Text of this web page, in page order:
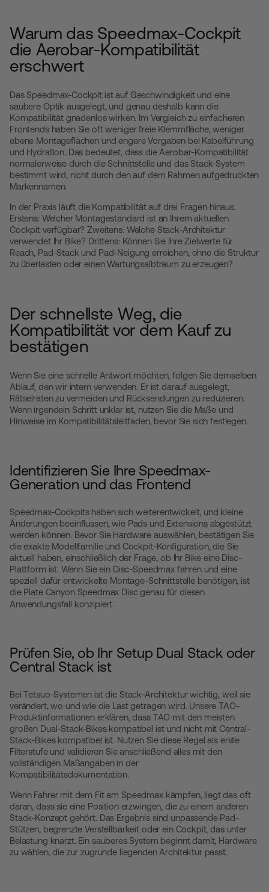
Warum das Speedmax-Cockpit
die Aerobar-Kompatibilität
erschwert
Das Speedmax-Cockpit ist auf Geschwindigkeit und eine
saubere Optik ausgelegt, und genau deshalb kann die
Kompatibilität gnadenlos wirken. Im Vergleich zu einfacheren
Frontends haben Sie oft weniger freie Klemmfläche, weniger
ebene Montageflächen und engere Vorgaben bei Kabelführung
und Hydration. Das bedeutet, dass die Aerobar-Kompatibilität
normalerweise durch die Schnittstelle und das Stack-System
bestimmt wird, nicht durch den auf dem Rahmen aufgedruckten
Markennamen.
In der Praxis läuft die Kompatibilität auf drei Fragen hinaus.
Erstens: Welcher Montagestandard ist an Ihrem aktuellen
Cockpit verfügbar? Zweitens: Welche Stack-Architektur
verwendet Ihr Bike? Drittens: Können Sie Ihre Zielwerte für
Reach, Pad-Stack und Pad-Neigung erreichen, ohne die Struktur
zu überlasten oder einen Wartungsalbtraum zu erzeugen?
Der schnellste Weg, die
Kompatibilität vor dem Kauf zu
bestätigen
Wenn Sie eine schnelle Antwort möchten, folgen Sie demselben
Ablauf, den wir intern verwenden. Er ist darauf ausgelegt,
Rätselraten zu vermeiden und Rücksendungen zu reduzieren.
Wenn irgendein Schritt unklar ist, nutzen Sie die Maße und
Hinweise im Kompatibilitätsleitfaden, bevor Sie sich festlegen.
Identifizieren Sie Ihre Speedmax-
Generation und das Frontend
Speedmax-Cockpits haben sich weiterentwickelt, und kleine
Änderungen beeinflussen, wie Pads und Extensions abgestützt
werden können. Bevor Sie Hardware auswählen, bestätigen Sie
die exakte Modellfamilie und Cockpit-Konfiguration, die Sie
aktuell haben, einschließlich der Frage, ob Ihr Bike eine Disc-
Plattform ist. Wenn Sie ein Disc-Speedmax fahren und eine
speziell dafür entwickelte Montage-Schnittstelle benötigen, ist
die Plate Canyon Speedmax Disc genau für diesen
Anwendungsfall konzipiert.
Prüfen Sie, ob Ihr Setup Dual Stack oder
Central Stack ist
Bei Tetsuo-Systemen ist die Stack-Architektur wichtig, weil sie
verändert, wo und wie die Last getragen wird. Unsere TAO-
Produktinformationen erklären, dass TAO mit den meisten
großen Dual-Stack-Bikes kompatibel ist und nicht mit Central-
Stack-Bikes kompatibel ist. Nutzen Sie diese Regel als erste
Filterstufe und validieren Sie anschließend alles mit den
vollständigen Maßangaben in der
Kompatibilitätsdokumentation.
Wenn Fahrer mit dem Fit am Speedmax kämpfen, liegt das oft
daran, dass sie eine Position erzwingen, die zu einem anderen
Stack-Konzept gehört. Das Ergebnis sind unpassende Pad-
Stützen, begrenzte Verstellbarkeit oder ein Cockpit, das unter
Belastung knarzt. Ein sauberes System beginnt damit, Hardware
zu wählen, die zur zugrunde liegenden Architektur passt.